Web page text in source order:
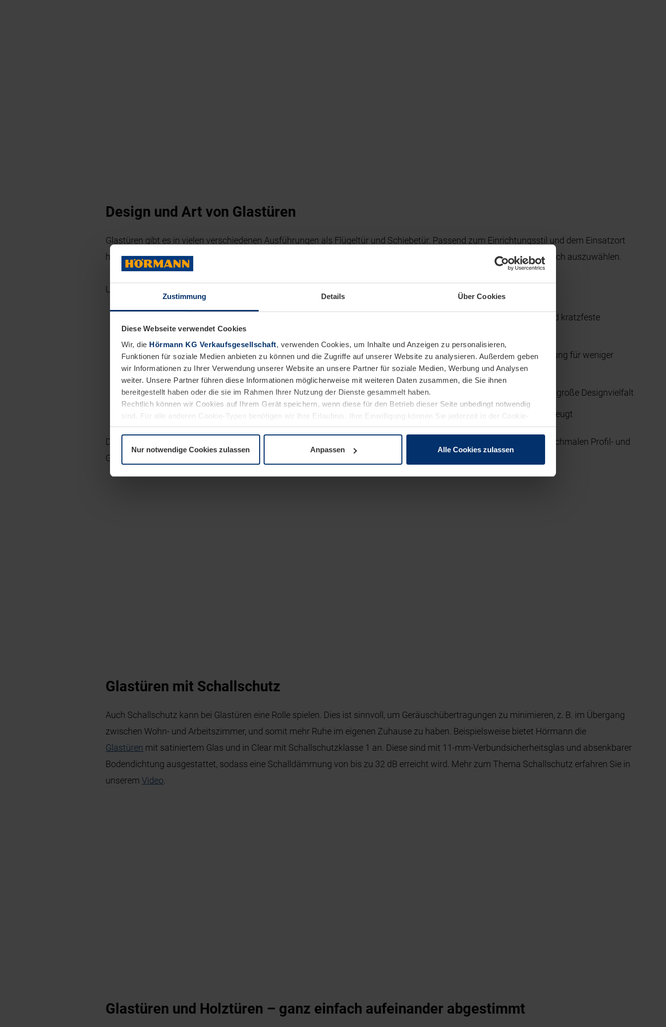
Zustimmung Details Über Cookies
Diese Webseite verwendet Cookies
Wir, die Hörmann KG Verkaufsgesellschaft, verwenden Cookies, um Inhalte und Anzeigen zu personalisieren,
Funktionen für soziale Medien anbieten zu können und die Zugriffe auf unserer Website zu analysieren. Außerdem geben
wir Informationen zu Ihrer Verwendung unserer Website an unsere Partner für soziale Medien, Werbung und Analysen
weiter. Unsere Partner führen diese Informationen möglicherweise mit weiteren Daten zusammen, die Sie ihnen
bereitgestellt haben oder die sie im Rahmen Ihrer Nutzung der Dienste gesammelt haben.
Rechtlich können wir Cookies auf Ihrem Gerät speichern, wenn diese für den Betrieb dieser Seite unbedingt notwendig
sind. Für alle anderen Cookie-Typen benötigen wir Ihre Erlaubnis. Ihre Einwilligung können Sie jederzeit in der Cookie-
Erläuterung auf der SeiteDatenschutzerklärungunserer Website ändern oder widerrufen.
Nur notwendige Cookies zulassen Anpassen Alle Cookies zulassen
Design und Art von Glastüren
Glastüren gibt es in vielen verschiedenen Ausführungen als Flügeltür und Schiebetür. Passend zum Einrichtungsstil und dem Einsatzort
haben Sie bei Hörmann die Möglichkeit, aus zahlreichen Motiven in vielen Stilrichtungen Ihre Ganzglastür nach Wunsch auszuwählen.
Um die Motive zu gestalten, wird das Sicherheitsglas der Türen auf unterschiedliche Art und Weise bearbeitet:
Bei Ganzglastüren mit Siebdruck werden die Motive eingebrannt, wodurch eine besonders pflegeleichte und kratzfeste
Oberfläche entsteht
Sandgestrahlte Glastüren besitzen eine dezent mattierte Oberflächenveredelung und eine Nano-Beschichtung für weniger
Fingerabdrücke
Bei Motiven mit vielen feinen Details kommt in der Regel die Lasertechnik zum Einsatz und ermöglicht eine große Designvielfalt
Mithilfe des Rillenschliffs wird neben optischen Effekten auch ein haptisch wahrnehmbares Glasdesign erzeugt
Die großflächig verglasten
im Industrial-Style bestehen aus 6 mm Verbundsicherheitsglas und besonders schmalen Profil- und
Glasleisten aus Stahl.
Glastüren mit Schallschutz
Auch Schallschutz kann bei Glastüren eine Rolle spielen. Dies ist sinnvoll, um Geräuschübertragungen zu minimieren, z. B. im Übergang
zwischen Wohn- und Arbeitszimmer, und somit mehr Ruhe im eigenen Zuhause zu haben. Beispielsweise bietet Hörmann die
Glastüren mit satiniertem Glas und in Clear mit Schallschutzklasse 1 an. Diese sind mit 11-mm-Verbundsicherheitsglas und absenkbarer
Bodendichtung ausgestattet, sodass eine Schalldämmung von bis zu 32 dB erreicht wird. Mehr zum Thema Schallschutz erfahren Sie in
unseremVideo
Glastüren und Holztüren – ganz einfach aufeinander abgestimmt